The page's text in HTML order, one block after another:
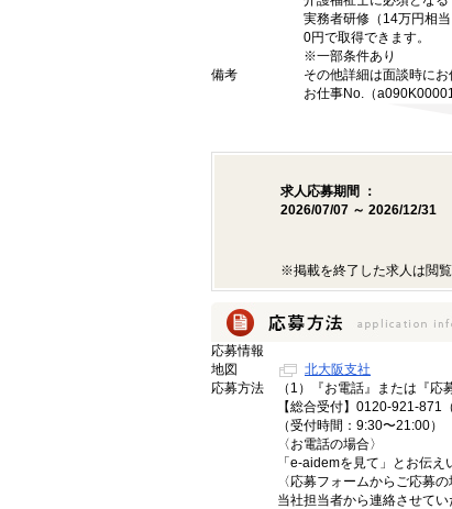
実務者研修（14万円相
0円で取得できます。
※一部条件あり
備考
その他詳細は面談時にお
お仕事No.（
求人応募期間 ：
2026/07/07 ～ 2026/12/31
※掲載を終了した求人は閲
応募情報
地図
北大阪支社
応募方法
（1）『お電話』または『応
【総合受付】0120-921-871
（受付時間：9:30〜21:00）
〈お電話の場合〉
「e-aidemを見て」とお伝え
〈応募フォームからご応募の
当社担当者から連絡させてい